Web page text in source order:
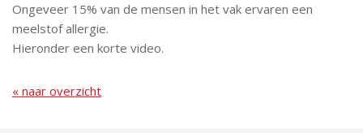
Ongeveer 15% van de mensen in het vak ervaren een
meelstof allergie.
Hieronder een korte video.
« naar overzicht